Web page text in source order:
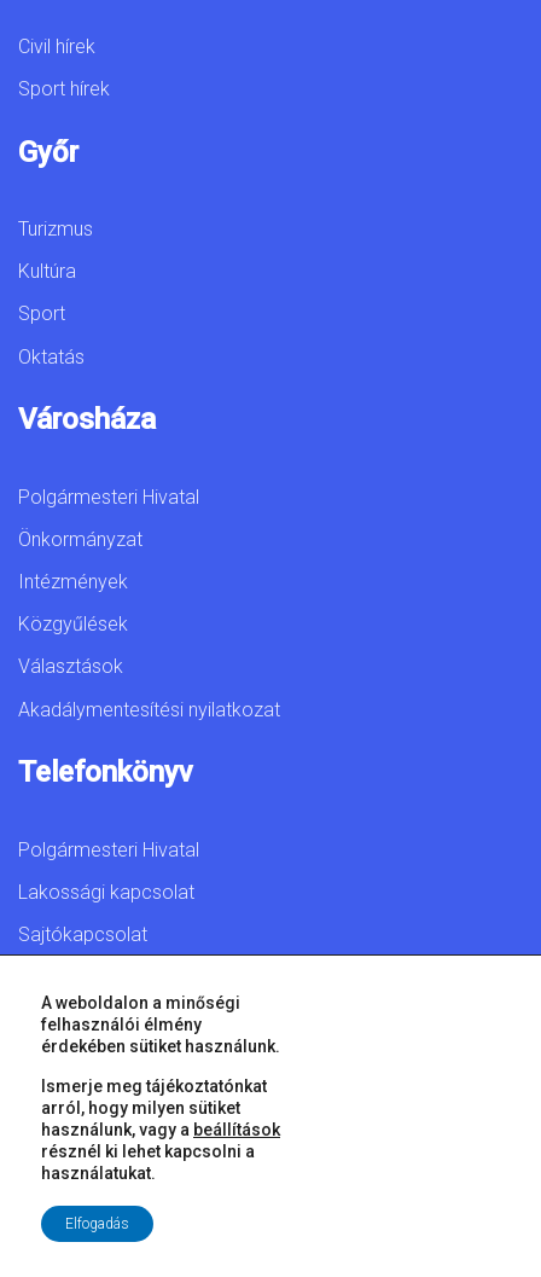
Civil hírek
Sport hírek
Győr
Turizmus
Kultúra
Sport
Oktatás
Városháza
Polgármesteri Hivatal
Önkormányzat
Intézmények
Közgyűlések
Választások
Akadálymentesítési nyilatkozat
Telefonkönyv
Polgármesteri Hivatal
Lakossági kapcsolat
Sajtókapcsolat
© 2026 Győr Megyei Jogú Város • Minden jog fenntartva!
A weboldalon a minőségi
felhasználói élmény
érdekében sütiket használunk.
Ismerje meg tájékoztatónkat
arról, hogy milyen sütiket
használunk, vagy a beállítások
résznél ki lehet kapcsolni a
használatukat.
Elfogadás